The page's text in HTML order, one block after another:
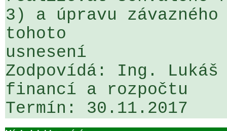
3) a úpravu
tohoto
usnesení
Zodpovídá: Ing.
financí a rozpočtu
Termín: 30.11.2017